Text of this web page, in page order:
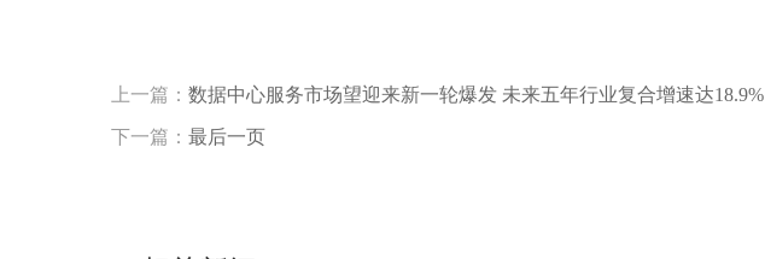
上一篇： 数据中心服务市场望迎来新一轮爆发 未来五年行业复合增速达18.9%
下一篇： 最后一页